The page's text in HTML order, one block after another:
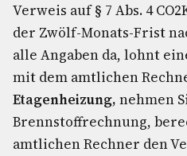
Verweis auf § 7 Abs. 4
der Zwölf-Monats-Frist
alle Angaben da, lohnt
mit dem amtlichen
Etagenheizung, nehmen
Brennstoffrechnung,
amtlichen Rechner den